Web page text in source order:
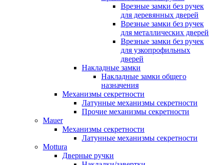
Врезные замки без ручек
для деревянных дверей
Врезные замки без ручек
для металлических дверей
Врезные замки без ручек
для узкопрофильных
дверей
Накладные замки
Накладные замки общего
назначения
Механизмы секретности
Латунные механизмы секретности
Прочие механизмы секретности
Mauer
Механизмы секретности
Латунные механизмы секретности
Mottura
Дверные ручки